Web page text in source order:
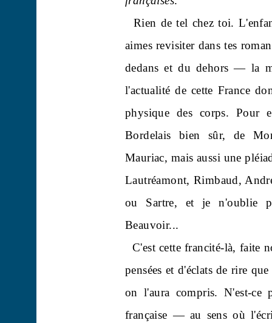
Rien de tel chez toi.
aimes revisiter dans tes
dedans et du dehors — la
l'actualité de cette France
physique des corps. Pour
Bordelais bien sûr, de
Mauriac, mais aussi une
Lautréamont, Rimbaud,
ou Sartre, et je n'oublie
Beauvoir...
C'est cette francité-là, faite
pensées et d'éclats de rire
on l'aura compris. N'est-ce
française — au sens où